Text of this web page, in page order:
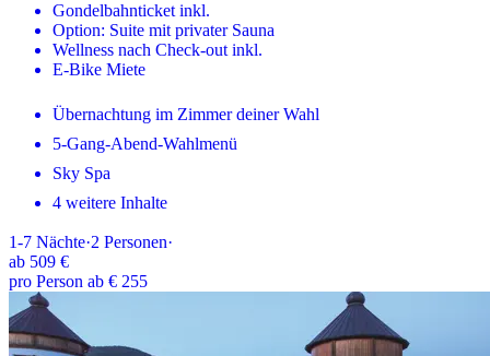
Gondelbahnticket inkl.
Option: Suite mit privater Sauna
Wellness nach Check-out inkl.
E-Bike Miete
Übernachtung im Zimmer deiner Wahl
5-Gang-Abend-Wahlmenü
Sky Spa
4 weitere Inhalte
1-7 Nächte·2 Personen·
ab 509 €
pro Person ab € 255